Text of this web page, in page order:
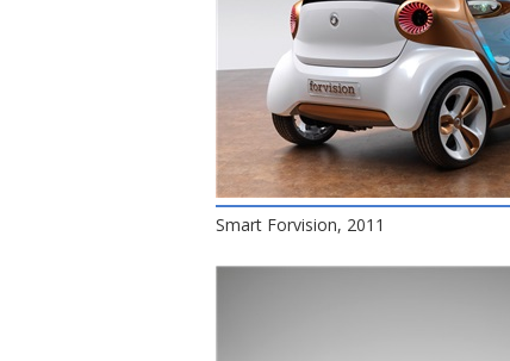
Smart Forvision, 2011